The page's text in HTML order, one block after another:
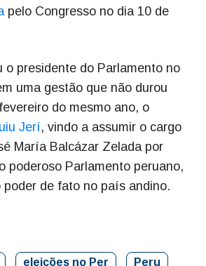
pelo Congresso no dia 10 de
o presidente do Parlamento no
uma gestão que não durou
do mesmo ano, o
Jerí, vindo a assumir o cargo
María Balcázar Zelada por
poderoso Parlamento peruano,
poder de fato no país andino.
eleições no Per Peru